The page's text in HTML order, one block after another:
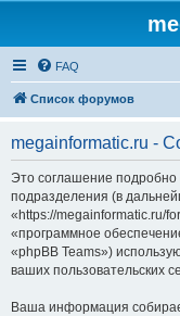
FAQ
Список форумов
megainformatic.ru -
Это соглашение подробно
подразделения (в
«https://megainformatic.ru/
«программное
«phpBB Teams»)
ваших пользовательских
Ваша информация